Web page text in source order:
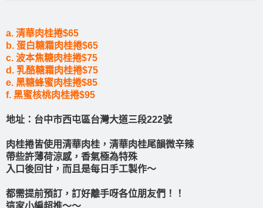
a. 清華肉桂捲$65
b. 蛋白糖霜肉桂捲$65
c. 波本焦糖肉桂捲$75
d. 乳酪糖霜肉桂捲$75
e. 黑糖蜂蜜肉桂捲$85
f. 黑蜜核桃肉桂捲$95
地址：台中市西屯區台灣大道三段222號
肉桂捲皆使用清華肉桂，清華肉桂尾韻微辛辣
帶些許薄荷涼感，香氣極為特殊
入口後回甘，而且是每日手工製作～
都需提前預訂，訂好離手呀各位朋友們！！
這家小編超推～～